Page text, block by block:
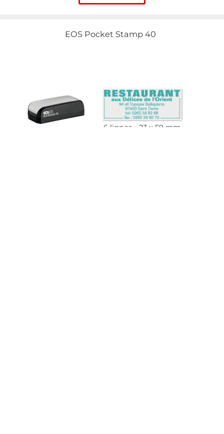
EOS Pocket Stamp 40
6 lignes 23 x 59 mm